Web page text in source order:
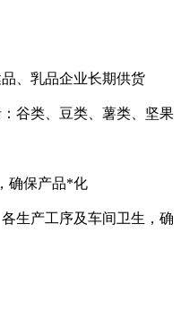
、乳品企业长期供货
谷类、豆类、薯类、坚果
确保产品*化
生产工序及车间卫生，确